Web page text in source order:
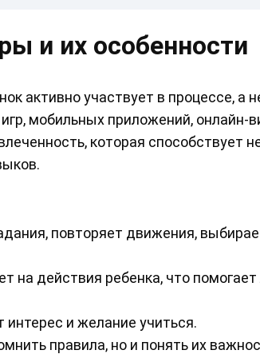
и их особенности
активно участвует в процессе, а
мобильных приложений, онлайн-
которая способствует
повторяет движения,
на действия ребенка, что
и желание учиться.
правила, но и понять их